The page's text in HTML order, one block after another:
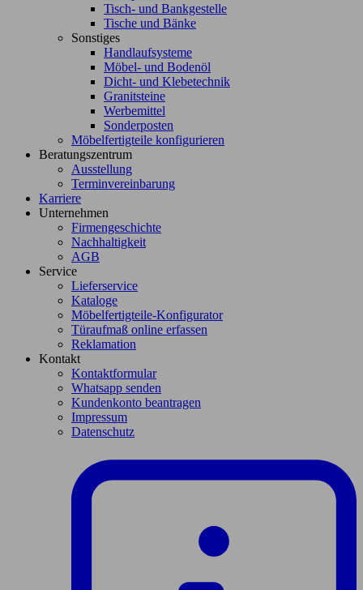
Tisch- und Bankgestelle
Tische und Bänke
Sonstiges
Handlaufsysteme
Möbel- und Bodenöl
Dicht- und Klebetechnik
Granitsteine
Werbemittel
Sonderposten
Möbelfertigteile konfigurieren
Beratungszentrum
Ausstellung
Terminvereinbarung
Karriere
Unternehmen
Firmengeschichte
Nachhaltigkeit
AGB
Service
Lieferservice
Kataloge
Möbelfertigteile-Konfigurator
Türaufmaß online erfassen
Reklamation
Kontakt
Kontaktformular
Whatsapp senden
Kundenkonto beantragen
Impressum
Datenschutz